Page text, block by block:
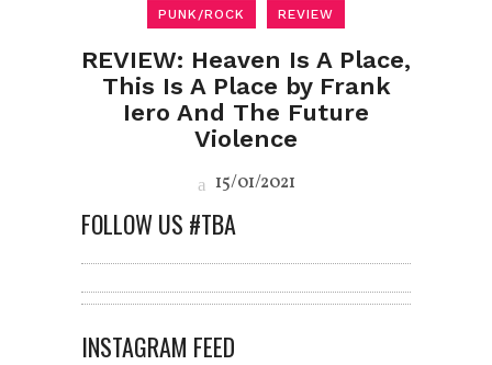
PUNK/ROCK REVIEW
REVIEW: Heaven Is A Place,
This Is A Place by Frank
Iero And The Future
Violence
15/01/2021
FOLLOW US #TBA
INSTAGRAM FEED